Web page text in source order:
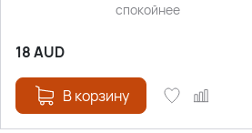
спокойнее
18AUD
В корзину